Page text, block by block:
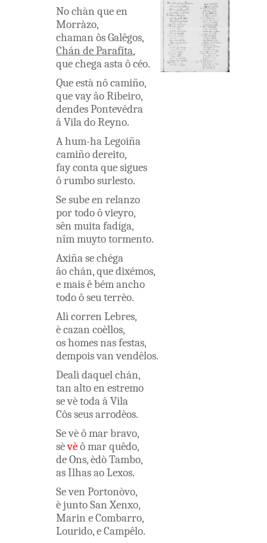
Nochàn queen
Morràzo,
chaman ôsGalêgos,
Chán deParafíta,
quechegaastaôcéo.
Queestànôcamiño,
quevayâoRibeiro,
dendesPontevédra
âViladoReyno.
Ahum-haLegoiña
camiñodereito,
faycontaquesigues
ôrumbosurlesto.
Sesubeen relanzo
portodoôvieyro,
sên muitafadíga,
nîmmuytotormento.
Axiñasechéga
âochán,quedixémos,
emaisêbémancho
todoôseuterrèo.
Alìcorren Lebres,
ècazan coèllos,
oshomesnasfestas,
dempoisvan vendêlos.
Dealìdaquelchán,
tan altoen estremo
sevètodaâVila
Côsseusarrodèos.
Sevèômarbravo,
sèvèômarquêdo,
deOns,èdòTambo,
asIlhasaoLexos.
Seven Portonòvo,
èjuntoSan Xenxo,
Marin eCombarro,
Lourido,eCampêlo.